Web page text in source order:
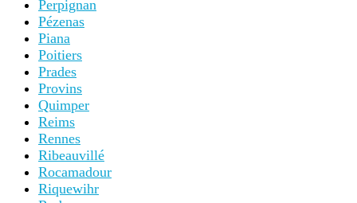
Perpignan
Pézenas
Piana
Poitiers
Prades
Provins
Quimper
Reims
Rennes
Ribeauvillé
Rocamadour
Riquewihr